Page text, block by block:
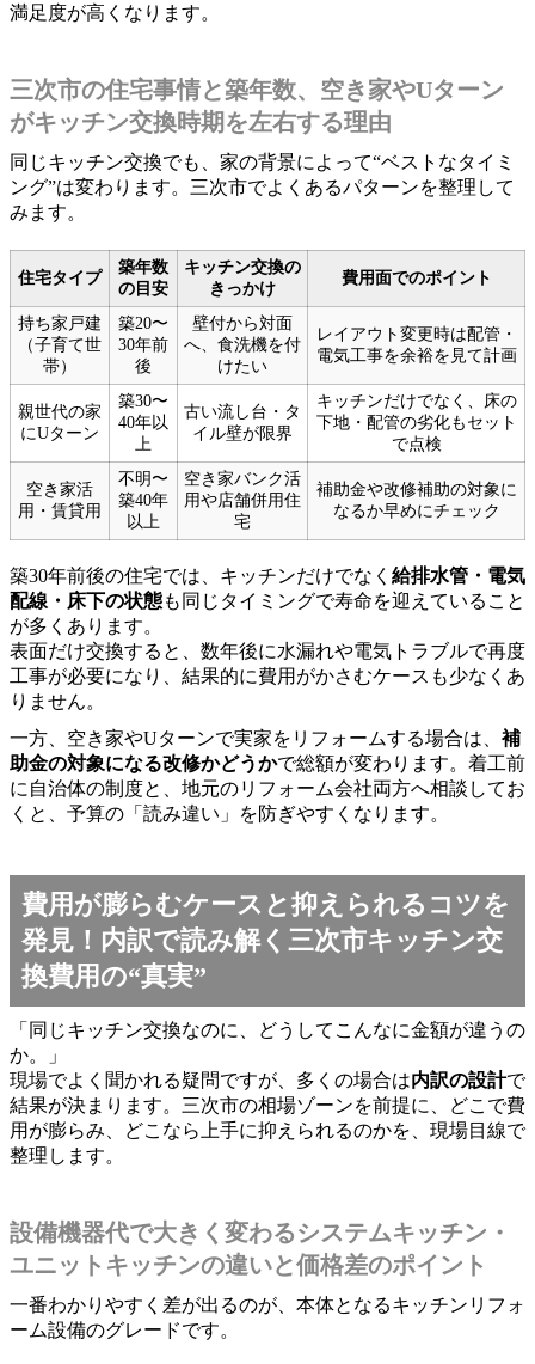
満足度が高くなります。
三次市の住宅事情と築年数、空き家やUターン
がキッチン交換時期を左右する理由
同じキッチン交換でも、家の背景によって“ベストなタイミ
ング”は変わります。三次市でよくあるパターンを整理して
みます。
住宅タイプ
築年数
の目安
キッチン交換の
きっかけ
費用面でのポイント
持ち家戸建
（子育て世
帯）
築20〜
30年前
後
壁付から対面
へ、食洗機を付
けたい
レイアウト変更時は配管・
電気工事を余裕を見て計画
親世代の家
にUターン
築30〜
40年以
上
古い流し台・タ
イル壁が限界
キッチンだけでなく、床の
下地・配管の劣化もセット
で点検
空き家活
用・賃貸用
不明〜
築40年
以上
空き家バンク活
用や店舗併用住
宅
補助金や改修補助の対象に
なるか早めにチェック
築30年前後の住宅では、キッチンだけでなく 給排水管・電気
配線・床下の状態も同じタイミングで寿命を迎えていること
が多くあります。
表面だけ交換すると、数年後に水漏れや電気トラブルで再度
工事が必要になり、結果的に費用がかさむケースも少なくあ
りません。
一方、空き家やUターンで実家をリフォームする場合は、 補
助金の対象になる改修かどうかで総額が変わります。着工前
に自治体の制度と、地元のリフォーム会社両方へ相談してお
くと、予算の「読み違い」を防ぎやすくなります。
費用が膨らむケースと抑えられるコツを
発見！内訳で読み解く三次市キッチン交
換費用の“真実”
「同じキッチン交換なのに、どうしてこんなに金額が違うの
か。」
現場でよく聞かれる疑問ですが、多くの場合は内訳の設計で
結果が決まります。三次市の相場ゾーンを前提に、どこで費
用が膨らみ、どこなら上手に抑えられるのかを、現場目線で
整理します。
設備機器代で大きく変わるシステムキッチン・
ユニットキッチンの違いと価格差のポイント
一番わかりやすく差が出るのが、本体となるキッチンリフォ
ーム設備のグレードです。